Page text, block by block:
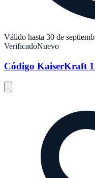
Válido hasta 30 de
VerificadoNuevo
Código KaiserKraft